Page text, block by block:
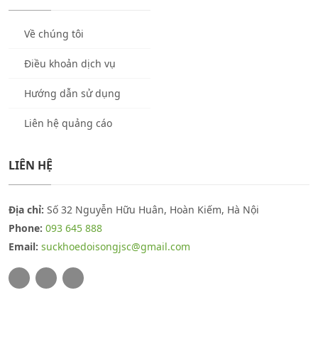
Về chúng tôi
Điều khoản dịch vụ
Hướng dẫn sử dụng
Liên hệ quảng cáo
LIÊN HỆ
Địa chỉ: Số 32 Nguyễn Hữu Huân, Hoàn Kiếm, Hà Nội
Phone: 093 645 888
Email: suckhoedoisongjsc@gmail.com